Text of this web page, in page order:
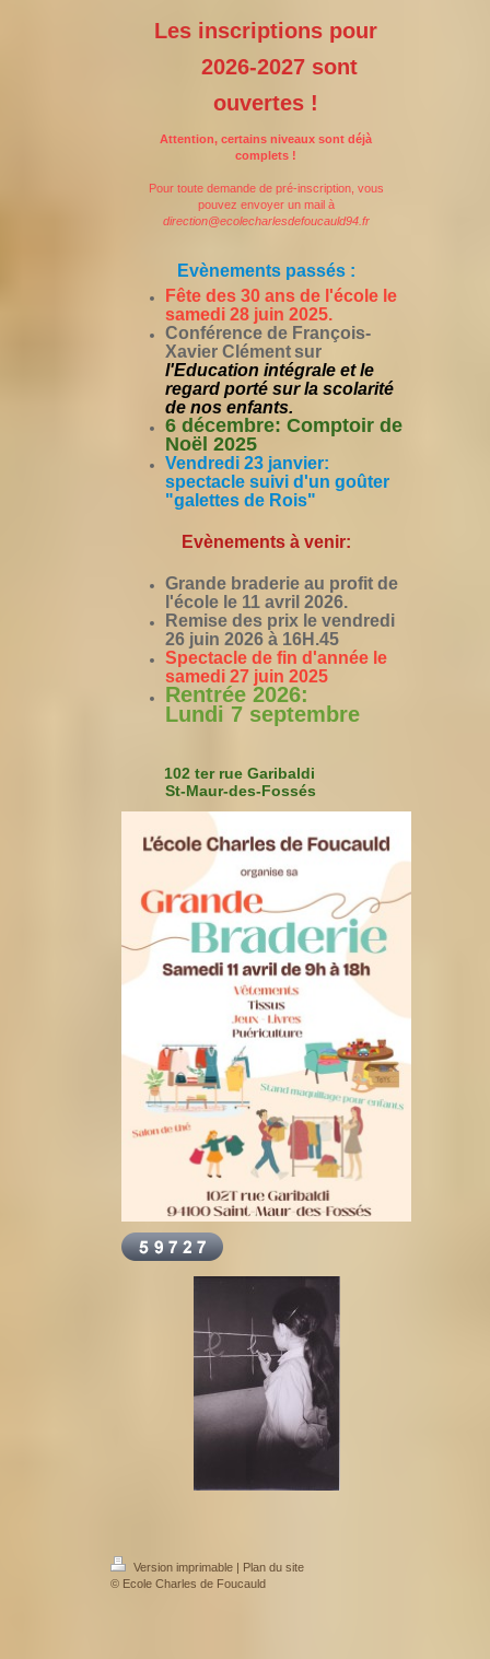
Les inscriptions pour
2026-2027 sont
ouvertes !
Attention, certains niveaux sont déjà
complets !
Pour toute demande de pré-inscription, vous
pouvez envoyer un mail à
direction@ecolecharlesdefoucauld94.fr
Evènements passés :
Fête des 30 ans de l'école le
samedi 28 juin 2025.
Conférence de François-
Xavier Clémentsur
l'Education intégrale et le
regard porté sur la scolarité
de nos enfants.
6 décembre: Comptoir de
Noël 2025
Vendredi 23 janvier:
spectacle suivi d'un goûter
"galettes de Rois"
Evènements à venir:
Grande braderie au profit de
l'école le 11 avril 2026.
Remise des prix le vendredi
26 juin 2026 à 16H.45
Spectacle de fin d'année le
samedi 27 juin 2025
Rentrée 2026:
Lundi 7 septembre
102 ter rue Garibaldi
St-Maur-des-Fossés
Version imprimable | Plan du site
© Ecole Charles de Foucauld